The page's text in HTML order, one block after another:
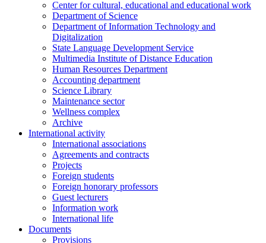
Center for cultural, educational and educational work
Department of Science
Department of Information Technology and
Digitalization
State Language Development Service
Multimedia Institute of Distance Education
Human Resources Department
Accounting department
Science Library
Maintenance sector
Wellness complex
Archive
International activity
International associations
Agreements and contracts
Projects
Foreign students
Foreign honorary professors
Guest lecturers
Information work
International life
Documents
Provisions